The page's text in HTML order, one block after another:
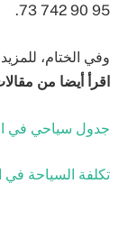
73 742 90 95
.
وفي الختام،
اقرأ أيضا من
جدول سياحي في
تكلفة السياحة في